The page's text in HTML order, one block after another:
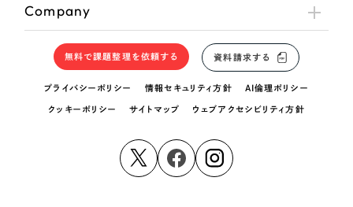
Company
無料で課題整理を依頼する 資料請求する
プライバシーポリシー 情報セキュリティ方針 AI倫理ポリシー
クッキーポリシー サイトマップ ウェブアクセシビリティ方針